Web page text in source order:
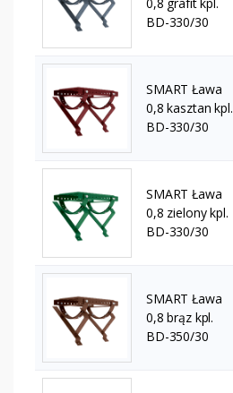
BD-330/30
SMART Ława
0,8 kasztan kpl.
BD-330/30
SMART Ława
0,8 zielony kpl.
BD-330/30
SMART Ława
0,8 brąz kpl.
BD-350/30